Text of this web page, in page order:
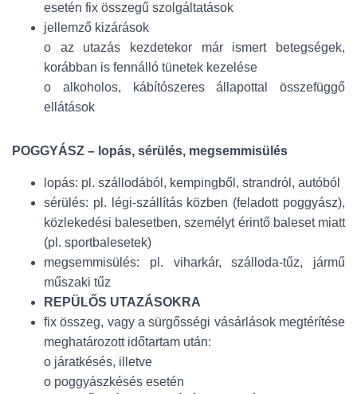
esetén fix összegű szolgáltatások
jellemző kizárások
o az utazás kezdetekor már ismert betegségek,
korábban is fennálló tünetek kezelése
o alkoholos, kábítószeres állapottal összefüggő
ellátások
POGGYÁSZ – lopás, sérülés, megsemmisülés
lopás: pl. szállodából, kempingből, strandról, autóból
sérülés: pl. légi-szállítás közben (feladott poggyász),
közlekedési balesetben, személyt érintő baleset miatt
(pl. sportbalesetek)
megsemmisülés: pl. viharkár, szálloda-tűz, jármű
műszaki tűz
REPÜLŐS UTAZÁSOKRA
fix összeg, vagy a sürgősségi vásárlások megtérítése
meghatározott időtartam után:
o járatkésés, illetve
o poggyászkésés esetén